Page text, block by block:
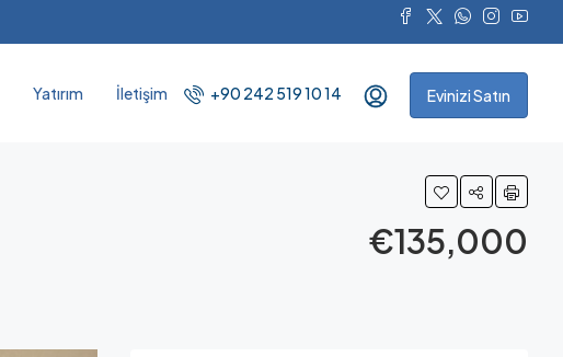
Yatırım İletişim +90 242 519 10 14 Evinizi Satın
€135,000